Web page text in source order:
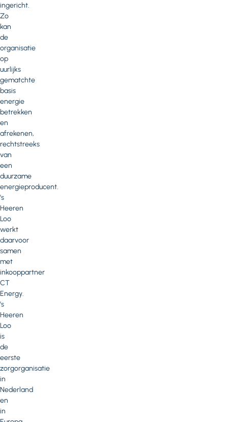
ingericht.
Zo
kan
de
organisatie
op
uurlijks
gematchte
basis
energie
betrekken
en
afrekenen,
rechtstreeks
van
een
duurzame
energieproducent.
’s
Heeren
Loo
werkt
daarvoor
samen
met
inkooppartner
CT
Energy.
’s
Heeren
Loo
is
de
eerste
zorgorganisatie
in
Nederland
en
in